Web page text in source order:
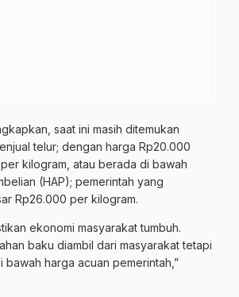
saat ini masih ditemukan
telur; dengan harga Rp20.000
kilogram, atau berada di bawah
(HAP); pemerintah yang
Rp26.000 per kilogram.
ekonomi masyarakat tumbuh.
baku diambil dari masyarakat tetapi
bawah harga acuan pemerintah,”